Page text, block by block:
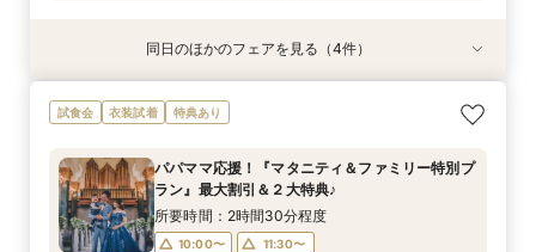
衣装試着 特典あり
8/28(金)
【ドレス重視オススメ◎】人気ドレス２５万円
OFF*来館特典×無料試食付
10:00〜
11:30〜
13:00〜
16:00〜
特典あり
8/28(金)
【少人数婚応援】来館でヘアコスメ＆1万円ギフ
トGET！特典・試食フェア
10:00〜
11:30〜
13:00〜
16:00〜
衣装試着 特典あり
8/28(金)
卒花オススメ◎英国伝統の大聖堂チャペル*最大
150万円割引×来館特典ギフト券１万円
10:00〜
11:30〜
13:00〜
16:00〜
衣装試着 特典あり
8/28(金)
【ペット婚人気NO.1】愛犬と誓うリングドッグ演
出×豪華試食フェア*最大15大特典付き
10:00〜
11:30〜
13:00〜
16:00〜
同日のほかのフェアを見る（4件）
試食会 衣装試着 特典あり
パパママ応援！『マタニティ＆ファミリー特別プ
ラン』最大割引＆２大特典♪
所要時間：2時間30分程度
10:00〜
11:30〜